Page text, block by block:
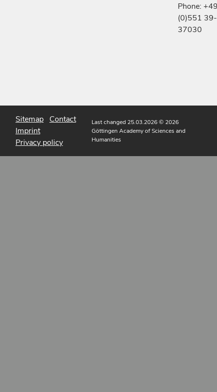
Phone:
(0)551 39-
37030
Sitemap Contact
Imprint
Privacy policy
Last changed 25.03.2026© 2026
Göttingen Academy of Sciences and
Humanities